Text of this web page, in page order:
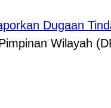
Dugaan
Wilayah